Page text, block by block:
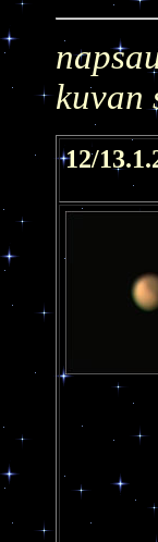
kuvan
12/